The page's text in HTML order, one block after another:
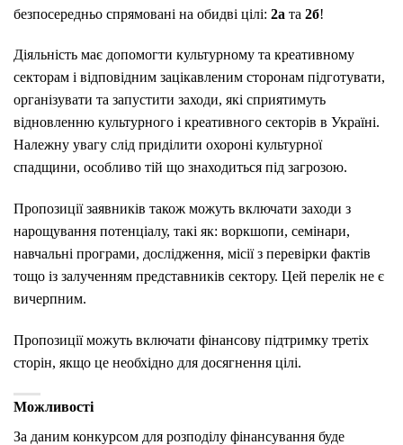
безпосередньо спрямовані на обидві цілі: 2а та 2б!
Діяльність має допомогти культурному та креативному
секторам і відповідним зацікавленим сторонам підготувати,
організувати та запустити заходи, які сприятимуть
відновленню культурного і креативного секторів в Україні.
Належну увагу слід приділити охороні культурної
спадщини, особливо тій що знаходиться під загрозою.
Пропозиції заявників також можуть включати заходи з
нарощування потенціалу, такі як: воркшопи, семінари,
навчальні програми, дослідження, місії з перевірки фактів
тощо із залученням представників сектору. Цей перелік не є
вичерпним.
Пропозиції можуть включати фінансову підтримку третіх
сторін, якщо це необхідно для досягнення цілі.
Можливості
За даним конкурсом для розподілу фінансування буде